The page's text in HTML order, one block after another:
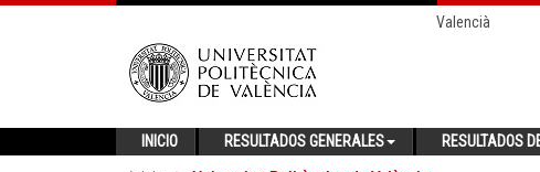
Valencià
INICIO RESULTADOS GENERALES RESULTADOS